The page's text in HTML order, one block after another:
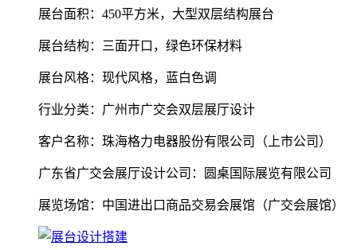
展台面积：450平方米，大型双层结构展台
展台结构：三面开口，绿色环保材料
展台风格：现代风格，蓝白色调
行业分类：广州市广交会双层展厅设计
客户名称：珠海格力电器股份有限公司（上市公司）
广东省广交会展厅设计公司：圆桌国际展览有限公司
展览场馆：中国进出口商品交易会展馆（广交会展馆）